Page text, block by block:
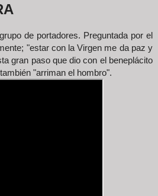
de portadores. Preguntada por el
"estar con la Virgen me da paz y
gran paso que dio con el beneplácito
"arriman el hombro".